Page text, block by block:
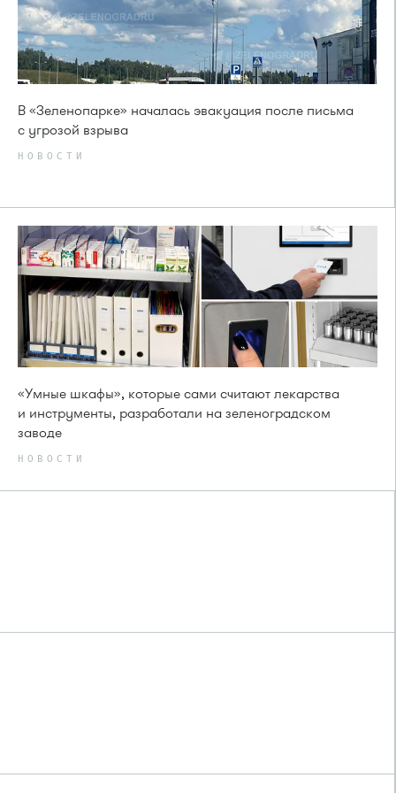
В «Зеленопарке» началась эвакуация после письма
с угрозой взрыва
НОВОСТИ
«Умные шкафы», которые сами считают лекарства
и инструменты, разработали на зеленоградском
заводе
НОВОСТИ